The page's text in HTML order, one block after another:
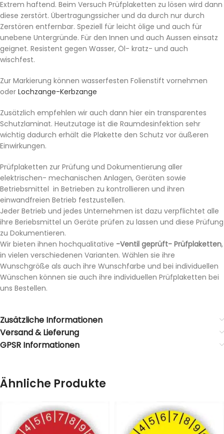
Extrem haftend. Beim Versuch Prüfplaketten zu lösen wird dann
diese zerstört. Übertragungssicher und da durch nur durch
Zerstören entfernbar. Speziell für leicht ölige und auch für
unebene Untergründe. Für den Innen und auch Aussen einsatz
geignet. Resistent gegen Wasser, Öl- kratz- und auch
wischfest.
Zur Markierung können wasserfesten Folienstift vornehmen
oder Lochzange-Kerbzange
Zusätzlich empfehlen wir auch dann hier ein transparentes
Schutzlaminat. Heutzutage ist die Raumdesinfektion sehr
wichtig dadurch erhält die Plakette den Schutz vor äußeren
Einwirkungen.
Prüfplaketten zur Prüfung und Dokumentierung aller
elektrischen- mechanischen Anlagen, Geräten sowie
Betriebsmittel in Betrieben zu kontrollieren und ihren
einwandfreien Betrieb festzustellen.
Jeder Betrieb und jedes Unternehmen ist dazu verpflichtet alle
ihre Beriebsmittel un Geräte prüfen zu lassen und diese Prüfung
zu Dokumentieren.
Wir bieten ihnen hochqualitative -Ventil geprüft- Prüfplaketten,
in vielen verschiedenen Varianten. Wählen sie ihre
Wunschgröße als auch ihre Wunschfarbe und bei individuellen
Wünschen können sie auch ihre individuellen Prüfplaketten bei
uns Bestellen.
Zusätzliche Informationen
Versand & Lieferung
GPSR Informationen
Ähnliche Produkte